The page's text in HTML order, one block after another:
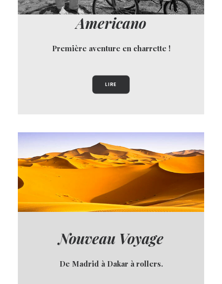
Americano
Première aventure en charrette !
LIRE
Nouveau Voyage
De Madrid à Dakar à rollers.